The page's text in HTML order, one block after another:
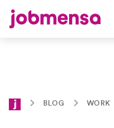
BLOG WORK